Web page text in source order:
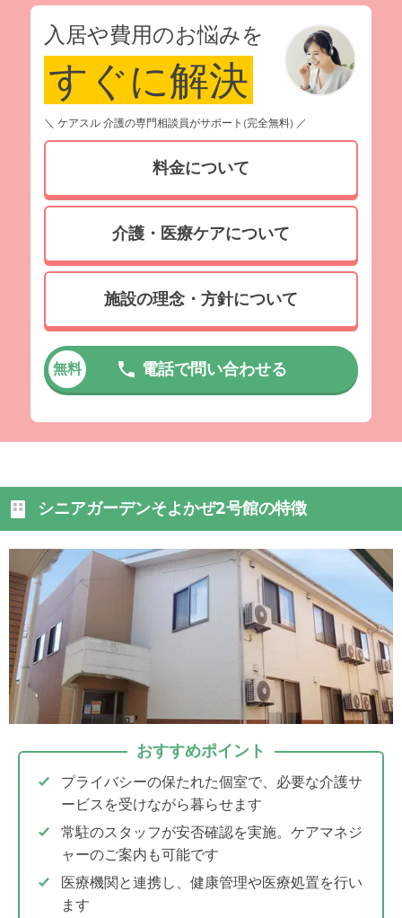
入居や費用のお悩みを
すぐに解決
＼ ケアスル 介護の専門相談員がサポート(完全無料) ／
料金について
介護・医療ケアについて
施設の理念・方針について
無料 電話で問い合わせる
シニアガーデンそよかぜ2号館の特徴
おすすめポイント
プライバシーの保たれた個室で、必要な介護サ
ービスを受けながら暮らせます
常駐のスタッフが安否確認を実施。ケアマネジ
ャーのご案内も可能です
医療機関と連携し、健康管理や医療処置を行い
ます